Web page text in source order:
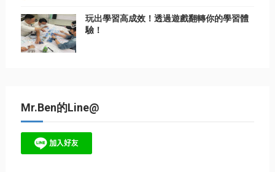
玩出學習高成效！透過遊戲翻轉你的學習體
驗！
Mr.Ben的Line@